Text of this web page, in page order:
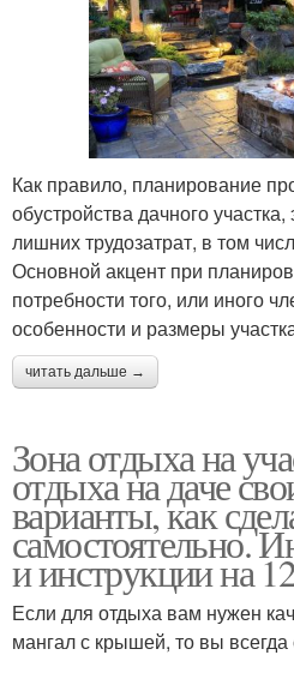
Как правило, планирование
обустройства дачного
лишних трудозатрат, в том
Основной акцент при
потребности того, или иного
особенности и размеры
читать дальше →
Зона отдыха на
отдыха на даче
варианты, как
самостоятельно.
и инструкции на
Если для отдыха вам нужен
мангал с крышей, то вы